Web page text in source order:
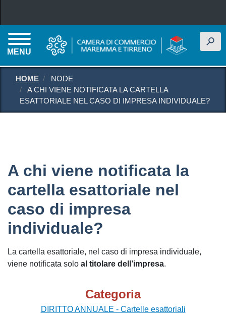
MENU
h
HOME
NODE
A CHI VIENE NOTIFICATA LA CARTELLA
ESATTORIALE NEL CASO DI IMPRESA INDIVIDUALE?
A chi viene notificata la
cartella esattoriale nel
caso di impresa
individuale?
La cartella esattoriale, nel caso di impresa individuale,
viene notificata solo al titolare dell’impresa.
Categoria
DIRITTO ANNUALE - Cartelle esattoriali